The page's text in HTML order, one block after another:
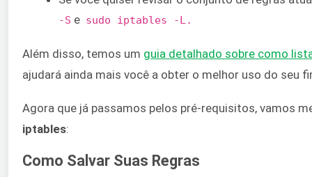
-S ​ e ​ ​ sudo iptables -L.
Além disso, temos um ​guia detalhado sobre como
ajudará ainda mais você a obter o melhor uso do seu
Agora que já passamos pelos pré-requisitos, vamos
iptables​:
Como Salvar Suas Regras